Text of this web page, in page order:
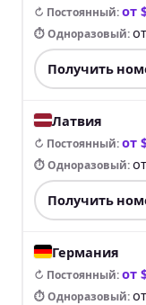
↻ Постоянный:от
⏱ Одноразовый:
Получить
Латвия
↻ Постоянный:от
⏱ Одноразовый:
Получить
Германия
↻ Постоянный:от
⏱ Одноразовый: